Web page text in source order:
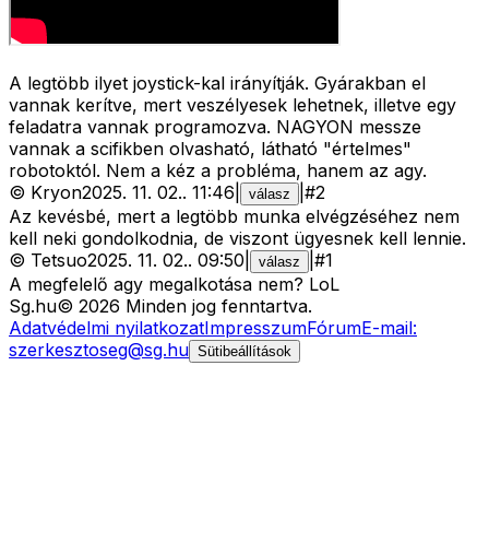
A legtöbb ilyet joystick-kal irányítják. Gyárakban el
vannak kerítve, mert veszélyesek lehetnek, illetve egy
feladatra vannak programozva. NAGYON messze
vannak a scifikben olvasható, látható "értelmes"
robotoktól. Nem a kéz a probléma, hanem az agy.
© Kryon2025. 11. 02.. 11:46 válasz #2
Az kevésbé, mert a legtöbb munka elvégzéséhez nem
kell neki gondolkodnia, de viszont ügyesnek kell lennie.
© Tetsuo2025. 11. 02.. 09:50 válasz #1
A megfelelő agy megalkotása nem? LoL
Sg.hu© 2026 Minden jog fenntartva.
Adatvédelmi nyilatkozatImpresszumFórumE-mail:
szerkesztoseg@sg.hu Sütibeállítások